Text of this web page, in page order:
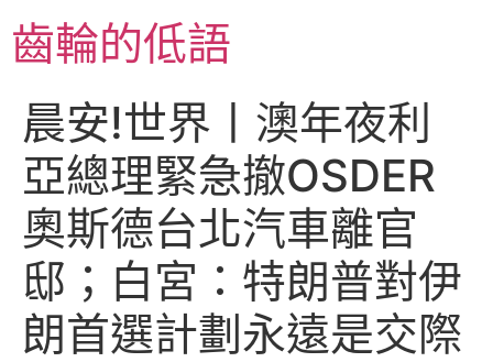
至
主齒輪的低語
晨安!世界丨澳年夜利
亞總理緊急撤OSDER
奧斯德台北汽車離官
邸；白宮：特朗普對伊
朗首選計劃永遠是交際